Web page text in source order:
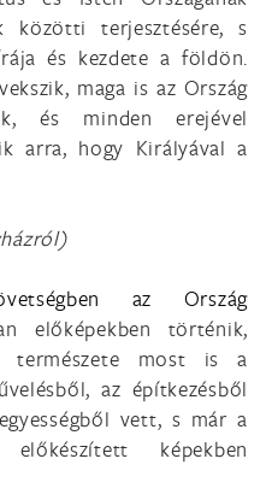
közötti terjesztésére, s
és kezdete a földön.
maga is az Ország
és minden erejével
arra, hogy Királyával a
az Ország
előképekben történik,
természete most is a
az építkezésből
vett, s már a
képekben